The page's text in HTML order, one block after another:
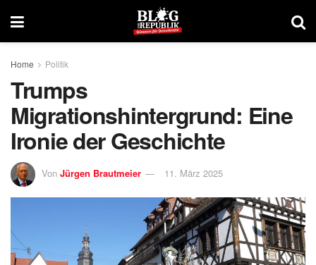
Home Politik
Trumps
Migrationshintergrund: Eine
Ironie der Geschichte
Von Jürgen Brautmeier 11. März 2025